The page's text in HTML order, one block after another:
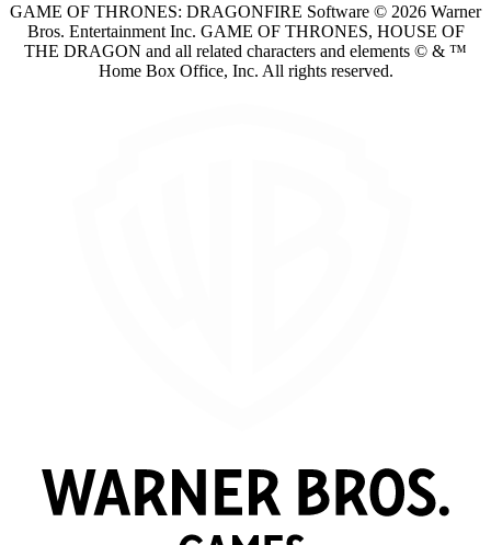
GAME OF THRONES: DRAGONFIRE Software © 2026 Warner
Bros. Entertainment Inc. GAME OF THRONES, HOUSE OF
THE DRAGON and all related characters and elements © & ™
Home Box Office, Inc. All rights reserved.